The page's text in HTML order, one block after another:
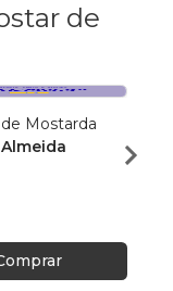
de
Mostarda
Aulas